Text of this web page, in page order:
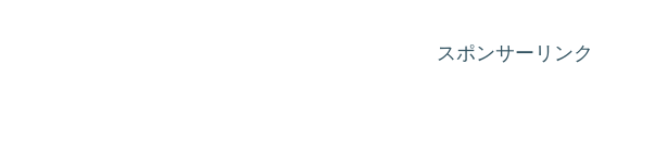
スポンサーリンク